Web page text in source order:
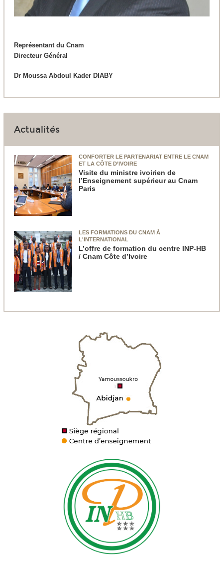
Représentant du Cnam
Directeur Général
Dr Moussa Abdoul Kader DIABY
Actualités
CONFORTER LE PARTENARIAT ENTRE LE CNAM
ET LA CÔTE D’IVOIRE
Visite du ministre ivoirien de
l’Enseignement supérieur au Cnam
Paris
LES FORMATIONS DU CNAM À
L'INTERNATIONAL
L’offre de formation du centre INP-HB
/ Cnam Côte d’Ivoire